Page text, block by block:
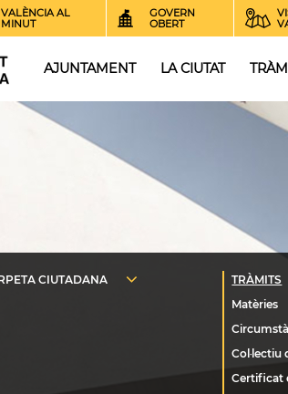
VALÈNCIA AL
MINUT
GOVERN
OBERT
AJUNTAMENT LA CIUTAT